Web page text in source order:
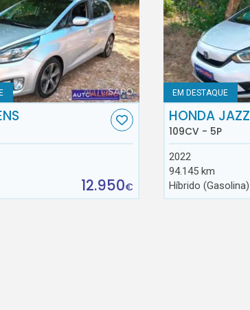
12.950€
EM DESTAQUE
HONDA JAZZ
109CV - 5P
2022
94.145 km
Híbrido (Gasolina)